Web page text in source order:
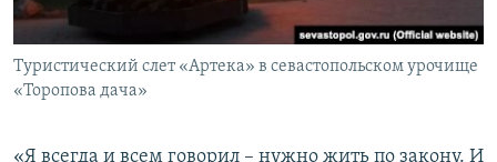
Туристический слет «Артека» в севастопольском урочище
«Торопова дача»
«Я всегда и всем говорил – нужно жить по закону. И